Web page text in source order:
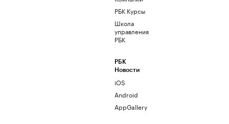
РБК Курсы
Школа
управления
РБК
РБК
Новости
iOS
Android
AppGallery